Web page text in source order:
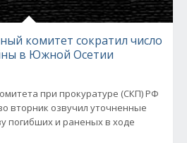
комитет сократил число
в Южной Осетии
при прокуратуре (СКП) РФ
вторник озвучил уточненные
погибших и раненых в ходе